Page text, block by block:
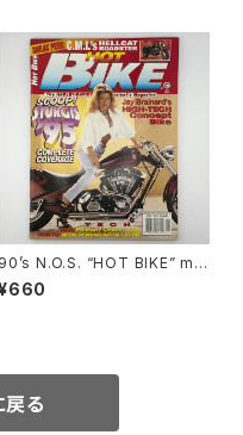
90’s N.O.S. “HOT BIKE” ma
#27-11(Nov.’95 issu
る